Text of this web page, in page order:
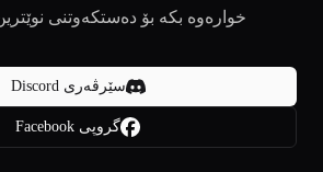
خوارەوە بکە بۆ دەستکەوتنی
سێرڤەری Discord
گروپی Facebook